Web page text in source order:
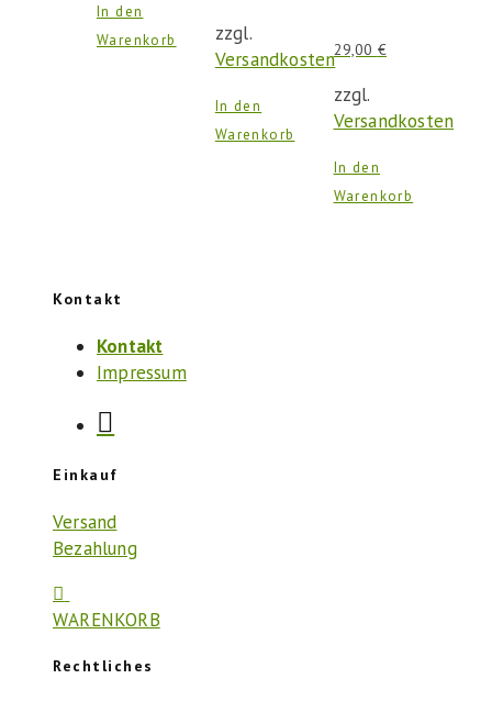
In den
Warenkorb
zzgl.
Versandkosten
In den
Warenkorb
29,00 €
zzgl.
Versandkosten
In den
Warenkorb
Kontakt
Kontakt
Impressum
Einkauf
Versand
Bezahlung
WARENKORB
Rechtliches